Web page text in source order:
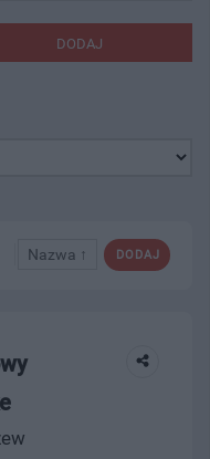
DODAJ
DODAJ
Nazwa ↑